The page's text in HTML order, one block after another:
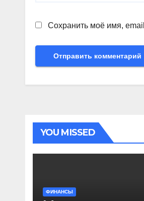
Сохранить моё имя,
YOU MISSED
ФИНАНСЫ